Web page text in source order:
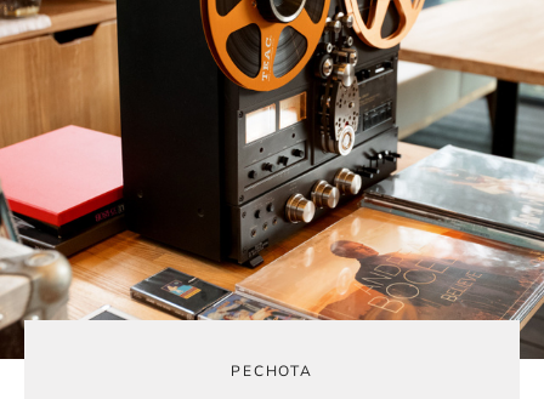
РЕСНОТА